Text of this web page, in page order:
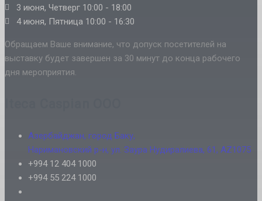
3 июня, Четверг 10:00 - 18:00
4 июня, Пятница 10:00 - 16:30
Обращаем Ваше внимание, что допуск посетителей на
выставку будет завершен за 30 минут до конца рабочего
дня мероприятия.
Азербайджан, город Баку,
Наримановский р-н, ул. Заура Нудиралиева, 61, AZ1075
+994 12 404 1000
+994 55 224 1000